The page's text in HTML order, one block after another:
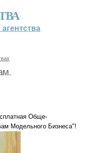
Обще-
Модельного Бизнеса"!